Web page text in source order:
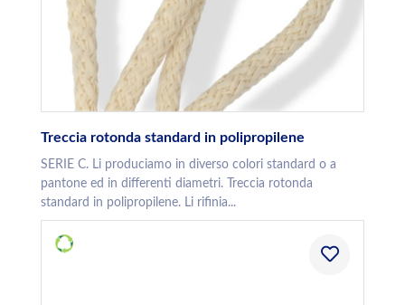
Treccia rotonda standard in polipropilene
SERIE C. Li produciamo in diverso colori standard o a
pantone ed in differenti diametri. Treccia rotonda
standard in polipropilene. Li rifinia...